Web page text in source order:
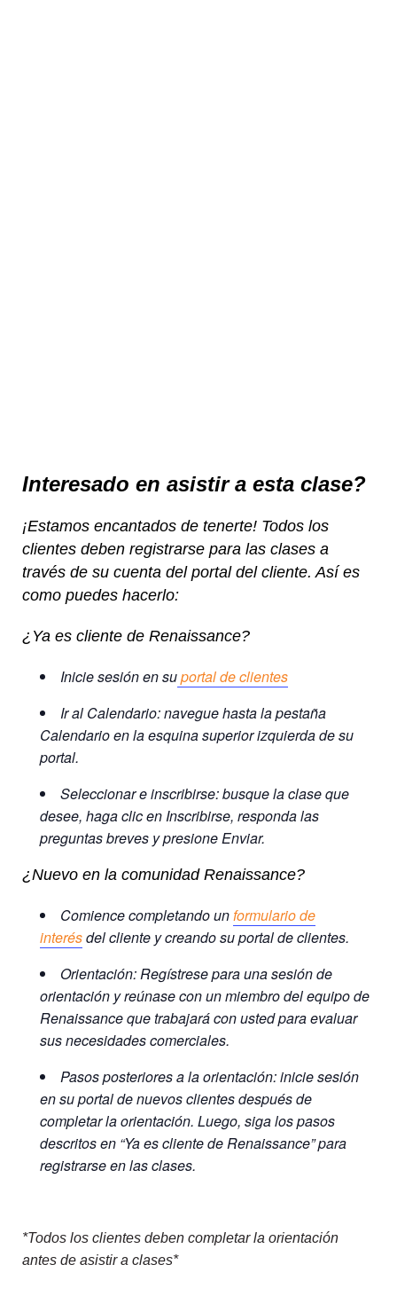
Interesado en asistir a esta clase?
¡Estamos encantados de tenerte! Todos los
clientes deben registrarse para las clases a
través de su cuenta del portal del cliente. Así es
como puedes hacerlo:
¿Ya es cliente de Renaissance?
Inicie sesión en suportal de clientes
Ir al Calendario: navegue hasta la pestaña
Calendario en la esquina superior izquierda de su
portal.
Seleccionar e inscribirse: busque la clase que
desee, haga clic en Inscribirse, responda las
preguntas breves y presione Enviar.
¿Nuevo en la comunidad Renaissance?
Comience completando unformulario de
interésdel cliente y creando su portal de clientes.
Orientación: Regístrese para una sesión de
orientación y reúnase con un miembro del equipo de
Renaissance que trabajará con usted para evaluar
sus necesidades comerciales.
Pasos posteriores a la orientación: inicie sesión
en su portal de nuevos clientes después de
completar la orientación. Luego, siga los pasos
descritos en “Ya es cliente de Renaissance” para
registrarse en las clases.
*Todos los clientes deben completar la orientación
antes de asistir a clases*